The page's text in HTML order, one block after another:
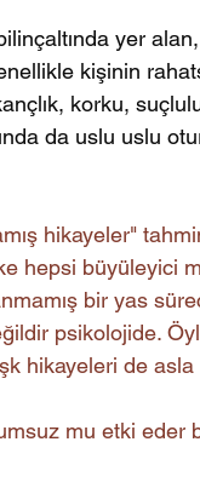
yer
kişinin
korku,
da uslu uslu
hikayeler"
hepsi büyüleyici
bir yas
psikolojide.
hikayeleri de
mu etki eder